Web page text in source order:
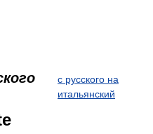
с русского на
итальянский